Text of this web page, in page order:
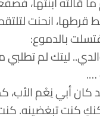
انحنت
بالدموع:
ليتك لم تطلبي
….
كان أبي نِعْم
كنت تبغضينه.